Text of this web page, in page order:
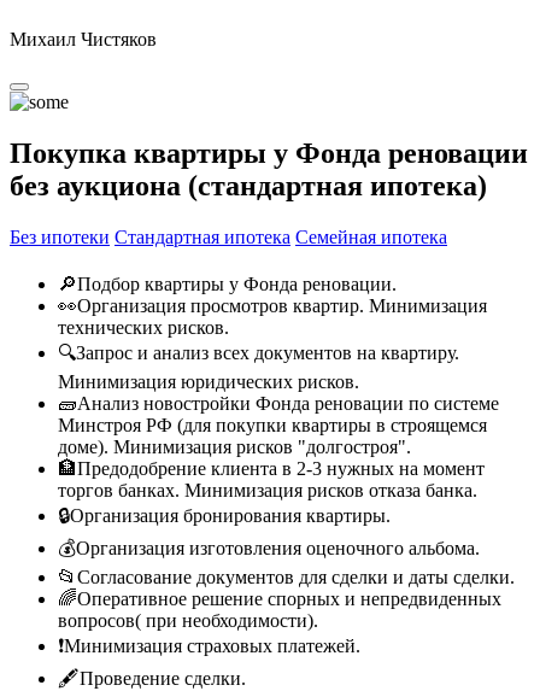
Михаил Чистяков
Покупка квартиры у Фонда реновации
без аукциона (стандартная ипотека)
Без ипотеки Стандартная ипотека Семейная ипотека
🔎Подбор квартиры у Фонда реновации.
👀Организация просмотров квартир. Минимизация
технических рисков.
🔍Запрос и анализ всех документов на квартиру.
Минимизация юридических рисков.
🧱Анализ новостройки Фонда реновации по системе
Минстроя РФ (для покупки квартиры в строящемся
доме). Минимизация рисков "долгостроя".
🏦Предодобрение клиента в 2-3 нужных на момент
торгов банках. Минимизация рисков отказа банка.
🔒Организация бронирования квартиры.
💰Организация изготовления оценочного альбома.
📂Согласование документов для сделки и даты сделки.
🌈Оперативное решение спорных и непредвиденных
вопросов( при необходимости).
❗Минимизация страховых платежей.
🖋Проведение сделки.